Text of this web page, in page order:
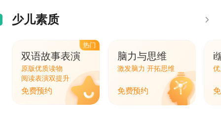
少儿素质
双语故事表演
原版优质读物
阅读表演双提升
免费预约
热门
脑力与思维
激发脑力 开拓思维
免费预约
i